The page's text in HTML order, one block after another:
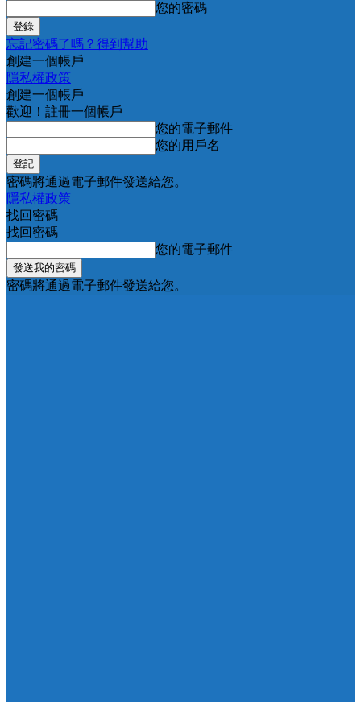
您的密碼
忘記密碼了嗎？得到幫助
創建一個帳戶
隱私權政策
創建一個帳戶
歡迎！註冊一個帳戶
您的電子郵件
您的用戶名
密碼將通過電子郵件發送給您。
隱私權政策
找回密碼
找回密碼
您的電子郵件
密碼將通過電子郵件發送給您。